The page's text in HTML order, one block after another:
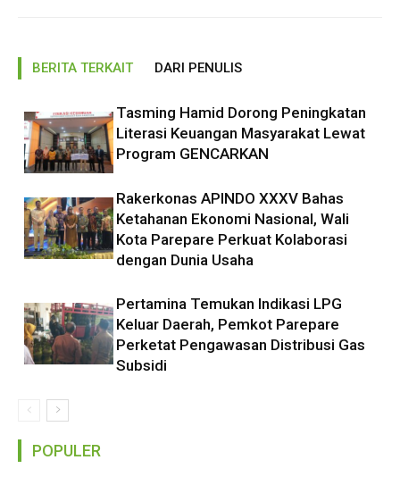
BERITA TERKAIT DARI PENULIS
Tasming Hamid Dorong Peningkatan
Literasi Keuangan Masyarakat Lewat
Program GENCARKAN
Rakerkonas APINDO XXXV Bahas
Ketahanan Ekonomi Nasional, Wali
Kota Parepare Perkuat Kolaborasi
dengan Dunia Usaha
Pertamina Temukan Indikasi LPG
Keluar Daerah, Pemkot Parepare
Perketat Pengawasan Distribusi Gas
Subsidi
POPULER